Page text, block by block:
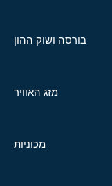
בורסה ושוק ההון
מזג האוויר
מכוניות